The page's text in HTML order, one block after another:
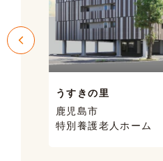
うすきの里
鹿児島市
特別養護老人ホーム